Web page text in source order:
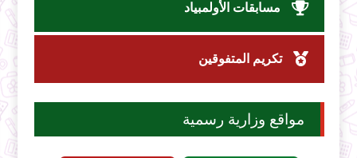
مسابقات الأولمبياد
تكريم المتفوقين
مواقع وزارية رسمية